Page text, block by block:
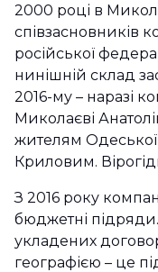
2000 році в
співзасновників
російської
нинішній склад
2016-му – наразі
Миколаєві
жителям
Криловим.
З 2016 року
бюджетні
укладених
географією – це